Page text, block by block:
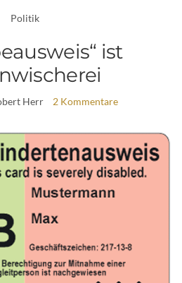
Politik
ist
Herr 2 Kommentare